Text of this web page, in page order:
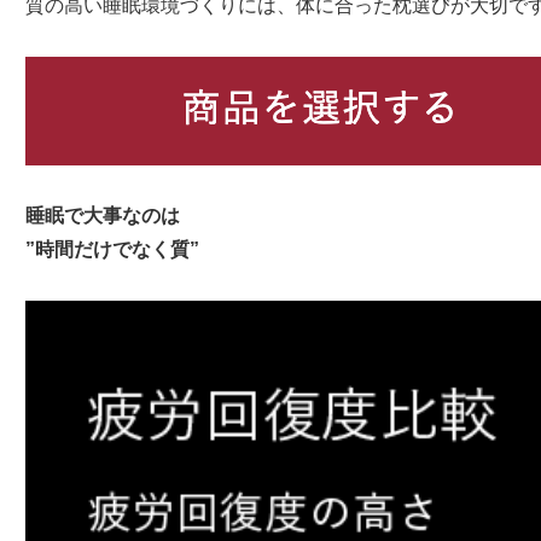
質の高い睡眠環境づくりには、体に合った枕選びが大切で
睡眠で大事なのは
”時間だけでなく質”